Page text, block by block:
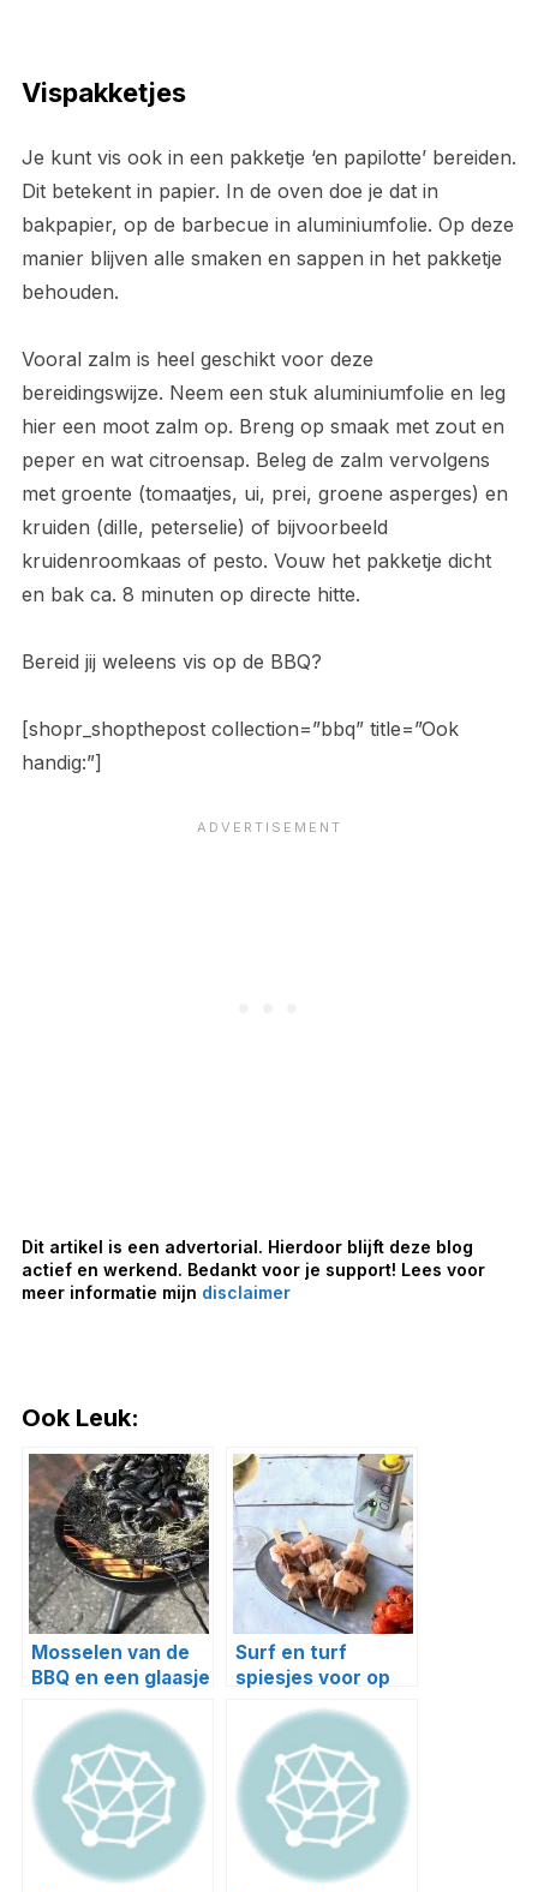
Vispakketjes
Je kunt vis ook in een pakketje ‘en papilotte’ bereiden.
Dit betekent in papier. In de oven doe je dat in
bakpapier, op de barbecue in aluminiumfolie. Op deze
manier blijven alle smaken en sappen in het pakketje
behouden.
Vooral zalm is heel geschikt voor deze
bereidingswijze. Neem een stuk aluminiumfolie en leg
hier een moot zalm op. Breng op smaak met zout en
peper en wat citroensap. Beleg de zalm vervolgens
met groente (tomaatjes, ui, prei, groene asperges) en
kruiden (dille, peterselie) of bijvoorbeeld
kruidenroomkaas of pesto. Vouw het pakketje dicht
en bak ca. 8 minuten op directe hitte.
Bereid jij weleens vis op de BBQ?
[shopr_shopthepost collection=”bbq” title=”Ook
handig:”]
Dit artikel is een advertorial. Hierdoor blijft deze blog
actief en werkend. Bedankt voor je support! Lees voor
meer informatie mijn disclaimer
Ook Leuk:
Mosselen van de
BBQ en een glaasje
Surf en turf
spiesjes voor op